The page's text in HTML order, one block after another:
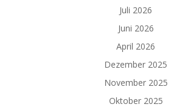
Juli 2026
Juni 2026
April 2026
Dezember 2025
November 2025
Oktober 2025